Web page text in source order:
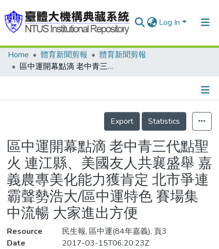
Log In
Communities & Collections
Statistics
Home 體育新聞剪報
體育新聞剪報
區中運開幕點滴 老中青三代點聖火 連江縣、美國友人共襄盛舉 嘉義農專美化能力獲肯定 北市爭連霸聲勢浩大/區中運特色 賽場集中流暢 大家進出方便
Details
Export
Statistics
區中運開幕點滴 老中青三代點聖
火 連江縣、美國友人共襄盛舉 嘉
義農專美化能力獲肯定 北市爭連
霸聲勢浩大/區中運特色 賽場集
中流暢 大家進出方便
Resource
民生報, 區中運(84年嘉義), 頁3
Date
2017-03-15T06:20:23Z